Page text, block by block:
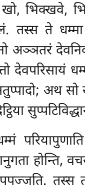
खो, भिक्खवे,
ते धम्मा
अञ्ञतरं
देवपरिसायं
अथ
होन्ति,
तस्स